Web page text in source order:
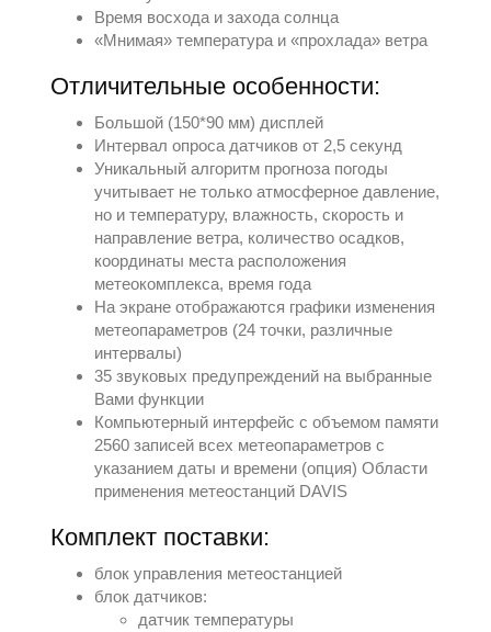
Время восхода и захода солнца
«Мнимая» температура и «прохлада» ветра
Отличительные особенности:
Большой (150*90 мм) дисплей
Интервал опроса датчиков от 2,5 секунд
Уникальный алгоритм прогноза погоды
учитывает не только атмосферное давление,
но и температуру, влажность, скорость и
направление ветра, количество осадков,
координаты места расположения
метеокомплекса, время года
На экране отображаются графики изменения
метеопараметров (24 точки, различные
интервалы)
35 звуковых предупреждений на выбранные
Вами функции
Компьютерный интерфейс с объемом памяти
2560 записей всех метеопараметров с
указанием даты и времени (опция) Области
применения метеостанций DAVIS
Комплект поставки:
блок управления метеостанцией
блок датчиков:
датчик температуры